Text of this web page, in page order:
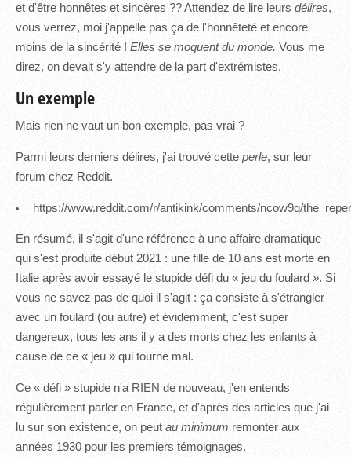
et d'être honnêtes et sincères ?? Attendez de lire leurs délires,
vous verrez, moi j'appelle pas ça de l'honnêteté et encore
moins de la sincérité ! Elles se moquent du monde. Vous me
direz, on devait s'y attendre de la part d'extrémistes.
Un exemple
Mais rien ne vaut un bon exemple, pas vrai ?
Parmi leurs derniers délires, j'ai trouvé cette perle, sur leur
forum chez Reddit.
https://www.reddit.com/r/antikink/comments/ncow9q/
En résumé, il s'agit d'une référence à une affaire dramatique
qui s'est produite début 2021 : une fille de 10 ans est morte en
Italie après avoir essayé le stupide défi du « jeu du foulard ». Si
vous ne savez pas de quoi il s'agit : ça consiste à s'étrangler
avec un foulard (ou autre) et évidemment, c'est super
dangereux, tous les ans il y a des morts chez les enfants à
cause de ce « jeu » qui tourne mal.
Ce « défi » stupide n'a RIEN de nouveau, j'en entends
régulièrement parler en France, et d'après des articles que j'ai
lu sur son existence, on peut au minimum remonter aux
années 1930 pour les premiers témoignages.